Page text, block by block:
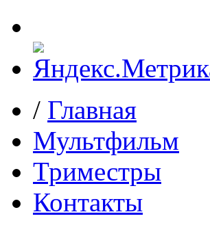
/ Главная
Мультфильм
Триместры
Контакты